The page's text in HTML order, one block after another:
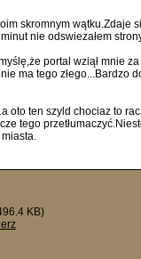
skromnym wątku.Zdaje
nie odswiezałem
portal wziął mnie
ma tego złego...Bardzo
oto ten szyld chociaz to
tego
KB)